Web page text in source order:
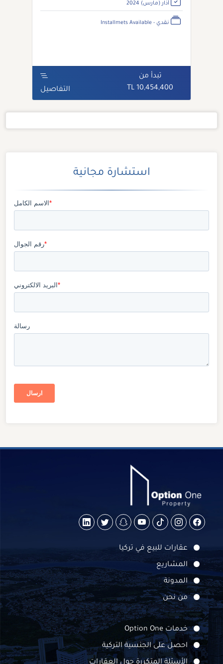
آذار (مارس) 2024
نقدي - Installmets Available
تبدأ من
10,454,400 TL
التفاصيل
استشارة مجانية
عقارات للبيع في تركيا
المشاريع
المدونة
من نحن
خدمات Option One
احصل على الجنسية التركية